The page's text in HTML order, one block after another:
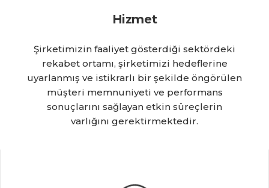
Hizmet
Şirketimizin faaliyet gösterdiği sektördeki
rekabet ortamı, şirketimizi hedeflerine
uyarlanmış ve istikrarlı bir şekilde öngörülen
müşteri memnuniyeti ve performans
sonuçlarını sağlayan etkin süreçlerin
varlığını gerektirmektedir.